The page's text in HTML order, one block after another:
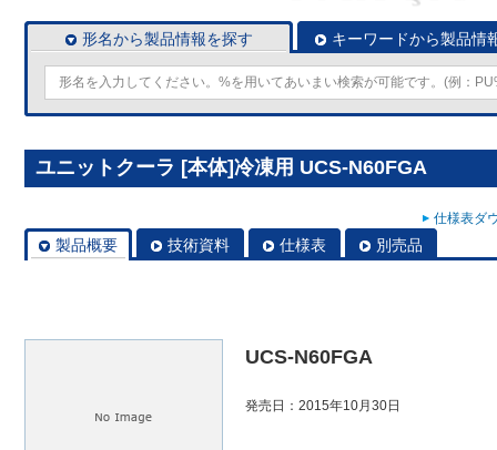
形名から製品情報を探す キーワードから製品情
ユニットクーラ [本体]冷凍用 UCS-N60FGA
仕様表ダ
製品概要 技術資料 仕様表 別売品
UCS-N60FGA
発売日：2015年10月30日